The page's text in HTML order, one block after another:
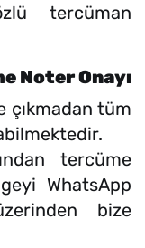
tercüman
Noter Onayı
çıkmadan tüm
tercüme
WhatsApp
bize